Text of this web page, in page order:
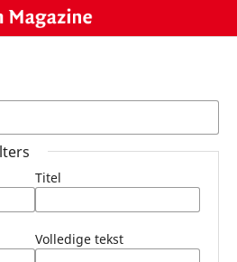
Titel
Volledige tekst